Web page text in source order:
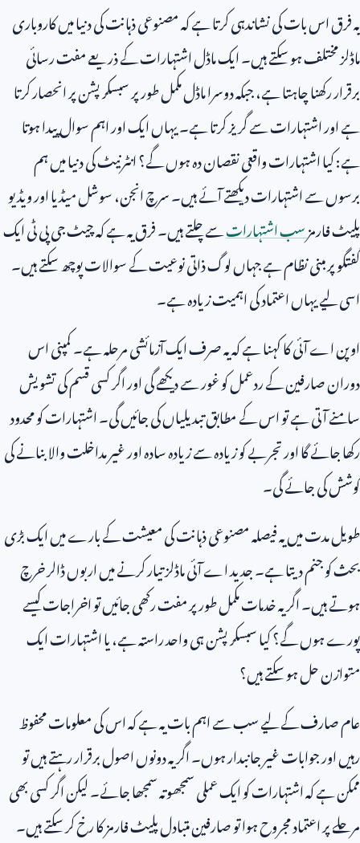
یہ فرق اس بات کی نشاندہی کرتا ہے کہ مصنوعی ذہانت کی دنیا میں کاروباری
ماڈلز مختلف ہو سکتے ہیں۔ ایک ماڈل اشتہارات کے ذریعے مفت رسائی
برقرار رکھنا چاہتا ہے، جبکہ دوسرا ماڈل مکمل طور پر سبسکرپشن پر انحصار کرتا
ہے اور اشتہارات سے گریز کرتا ہے۔ یہاں ایک اور اہم سوال پیدا ہوتا
ہے: کیا اشتہارات واقعی نقصان دہ ہوں گے؟ انٹرنیٹ کی دنیا میں ہم
برسوں سے اشتہارات دیکھتے آئے ہیں۔ سرچ انجن، سوشل میڈیا اور ویڈیو
پلیٹ فارمزسب اشتہاراتسے چلتے ہیں۔ فرق یہ ہے کہ چیٹ جی پی ٹی ایک
گفتگو پر مبنی نظام ہے جہاں لوگ ذاتی نوعیت کے سوالات پوچھ سکتے ہیں۔
اسی لیے یہاں اعتماد کی اہمیت زیادہ ہے۔
اوپن اے آئی کا کہنا ہے کہ یہ صرف ایک آزمائشی مرحلہ ہے۔ کمپنی اس
دوران صارفین کے ردعمل کو غور سے دیکھے گی اور اگر کسی قسم کی تشویش
سامنے آتی ہے تو اس کے مطابق تبدیلیاں کی جائیں گی۔ اشتہارات کو محدود
رکھا جائے گا اور تجربے کو زیادہ سے زیادہ سادہ اور غیر مداخلت والا بنانے کی
کوشش کی جائے گی۔
طویل مدت میں یہ فیصلہ مصنوعی ذہانت کی معیشت کے بارے میں ایک بڑی
بحث کو جنم دیتا ہے۔ جدید اے آئی ماڈلز تیار کرنے میں اربوں ڈالر خرچ
ہوتے ہیں۔ اگر یہ خدمات مکمل طور پر مفت رکھی جائیں تو اخراجات کیسے
پورے ہوں گے؟ کیا سبسکرپشن ہی واحد راستہ ہے، یا اشتہارات ایک
متوازن حل ہو سکتے ہیں؟
عام صارف کے لیے سب سے اہم بات یہ ہے کہ اس کی معلومات محفوظ
رہیں اور جوابات غیر جانبدار ہوں۔ اگر یہ دونوں اصول برقرار رہتے ہیں تو
ممکن ہے کہ اشتہارات کو ایک عملی سمجھوتہ سمجھا جائے۔ لیکن اگر کسی بھی
مرحلے پر اعتماد مجروح ہوا تو صارفین متبادل پلیٹ فارمز کا رخ کر سکتے ہیں۔